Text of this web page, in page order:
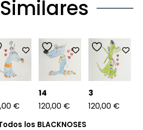
€
14
120,00 €
3
120,00 €
los BLACKNOSES